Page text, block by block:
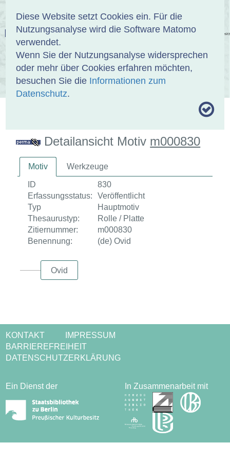
Diese Website setzt Cookies ein. Für die
Nutzungsanalyse wird die Software Matomo
verwendet.
Wenn Sie der Nutzungsanalyse widersprechen
oder mehr über Cookies erfahren möchten,
besuchen Sie die Informationen zum
Datenschutz.
EINBANDDATENBANK
ÜBER UNS SAMMLUNGEN SUCHE
Detailansicht Motiv m000830
Motiv Werkzeuge
ID
830
Erfassungsstatus:
Veröffentlicht
Typ
Hauptmotiv
Thesaurustyp:
Rolle / Platte
Zitiernummer:
m000830
Benennung:
(de) Ovid
Ovid
KONTAKT
IMPRESSUM
BARRIEREFREIHEIT
DATENSCHUTZERKLÄRUNG
Ein Dienst der In Zusammenarbeit mit